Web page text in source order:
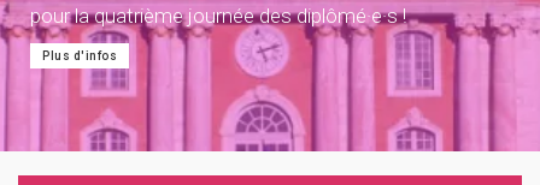
pour la quatrième journée des diplômé·e·s !
Plus d'infos